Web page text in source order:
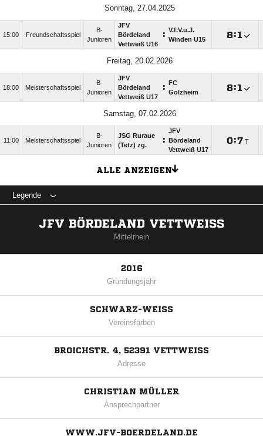
Sonntag, 27.04.2025
15:00 Freundschaftsspiel
B-
Junioren
JFV
Bördeland
Vettweiß U16
: V.f.V.u.J.
Winden U15
:
Freitag, 20.02.2026
18:00 Meisterschaftsspiel
B-
Junioren
JFV
Bördeland
Vettweiß U17
:
FC
Golzheim
:
Samstag, 07.02.2026
11:00 Meisterschaftsspiel
B-
Junioren
JSG Ruraue
(Tetz) zg.
:
JFV
Bördeland
Vettweiß U17
: T
ALLE ANZEIGEN
Legende
JFV BÖRDELAND VETTWEISS
Mittelrhein
2016
Gründungsjahr
SCHWARZ-WEISS
Vereinsfarben
BROICHSTR. 4, 52391 VETTWEISS
Adresse
CHRISTIAN MÜLLER
Ansprechpartner
WWW.JFV-BOERDELAND.DE